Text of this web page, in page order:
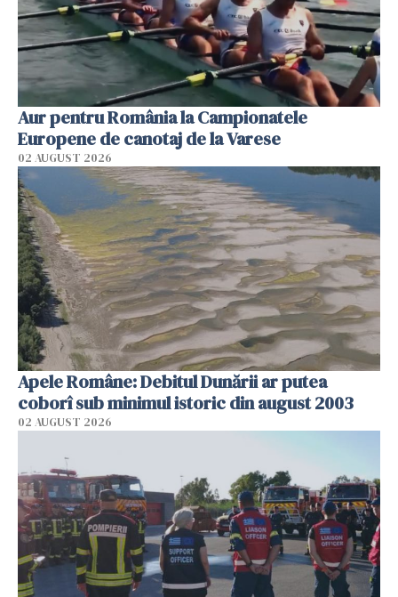
Aur pentru România la Campionatele
Europene de canotaj de la Varese
02 AUGUST 2026
Apele Române: Debitul Dunării ar putea
coborî sub minimul istoric din august 2003
02 AUGUST 2026